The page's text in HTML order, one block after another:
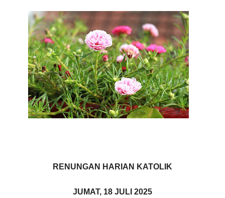
RENUNGAN HARIAN KATOLIK
JUMAT, 18 JULI 2025